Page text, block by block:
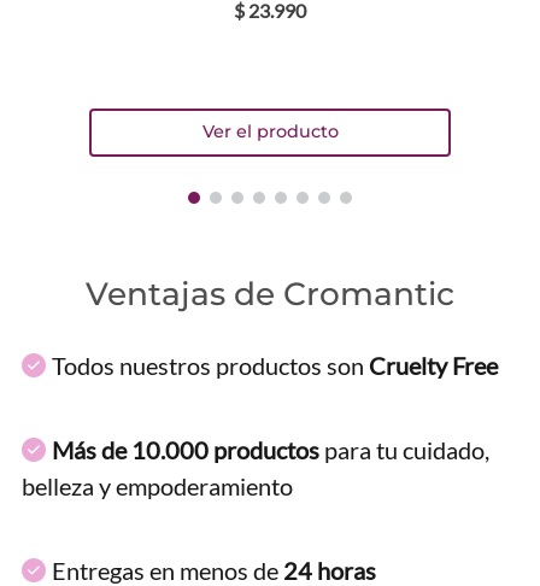
$ 23.990
Ventajas de Cromantic
Todos nuestros productos son Cruelty Free
Más de 10.000 productos para tu cuidado,
belleza y empoderamiento
Entregas en menos de 24 horas